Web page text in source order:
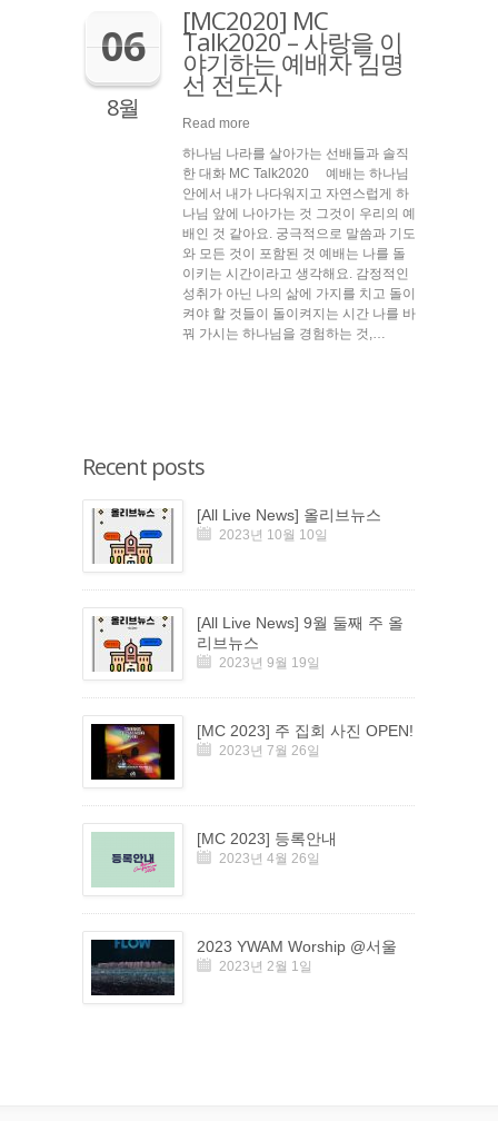
06
8월
[MC2020] MC
Talk2020 – 사랑을 이
야기하는 예배자 김명
선 전도사
Read more
하나님 나라를 살아가는 선배들과 솔직
한 대화 MC Talk2020 예배는 하나님
안에서 내가 나다워지고 자연스럽게 하
나님 앞에 나아가는 것 그것이 우리의 예
배인 것 같아요. 궁극적으로 말씀과 기도
와 모든 것이 포함된 것 예배는 나를 돌
이키는 시간이라고 생각해요. 감정적인
성취가 아닌 나의 삶에 가지를 치고 돌이
켜야 할 것들이 돌이켜지는 시간 나를 바
꿔 가시는 하나님을 경험하는 것,…
Recent posts
[All Live News] 올리브뉴스
2023년 10월 10일
[All Live News] 9월 둘째 주 올
리브뉴스
2023년 9월 19일
[MC 2023] 주 집회 사진 OPEN!
2023년 7월 26일
[MC 2023] 등록안내
2023년 4월 26일
2023 YWAM Worship @서울
2023년 2월 1일